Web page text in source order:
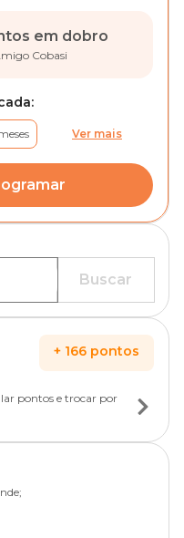
em dobro
Cobasi
Ver mais
Buscar
+ 166 pontos
pontos e trocar por